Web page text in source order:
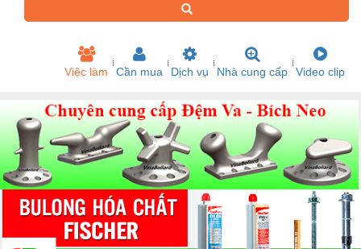
Việc làm Cần mua Dịch vụ Nhà cung cấp Video clip